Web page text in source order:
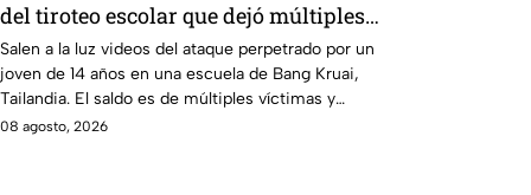
del tiroteo escolar que dejó múltiples
víctimas
Salen a la luz videos del ataque perpetrado por un
joven de 14 años en una escuela de Bang Kruai,
Tailandia. El saldo es de múltiples víctimas y
heridos.
08 agosto, 2026